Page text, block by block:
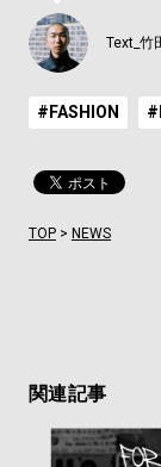
Text_竹
#FASHION
TOP> NEWS
関連記事